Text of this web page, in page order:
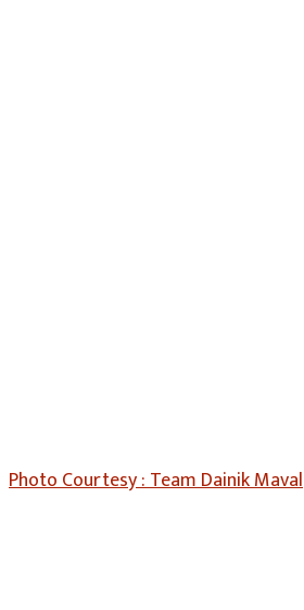
Photo Courtesy : Team Dainik Maval